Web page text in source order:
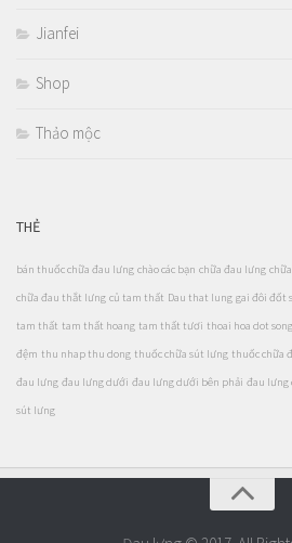
Jianfei
Shop
Thảo mộc
THẺ
bán thuốc chữa đau lưng chào các bạn chữa đau lưng
chữa đau thắt lưng củ tam thất Dau that lung gai đôi đốt
tam thất tam thất hoang tam thất tươi thoai hoa dot song
đệm thu nhap thu dong thuốc chữa sút lưng thuốc chữa
đau lưng đau lưng dưới đau lưng dưới bên phải đau lưng
sút lưng